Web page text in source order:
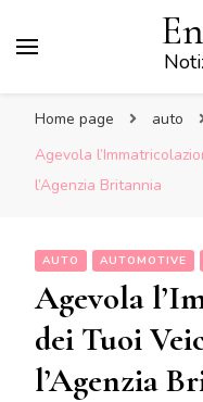
Home page
auto
Agevola
l’Agenzia Britannia
AUTO AUTOMOTIVE
Agevola
dei Tuoi
l’Agenzia